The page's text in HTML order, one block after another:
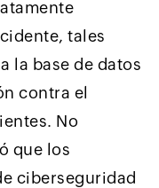
tales
la base de datos
contra el
No
que los
ciberseguridad